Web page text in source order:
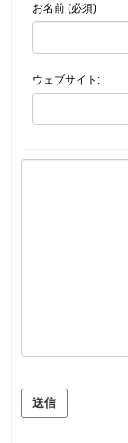
お名前 (必須)
ウェブサイト:
送信